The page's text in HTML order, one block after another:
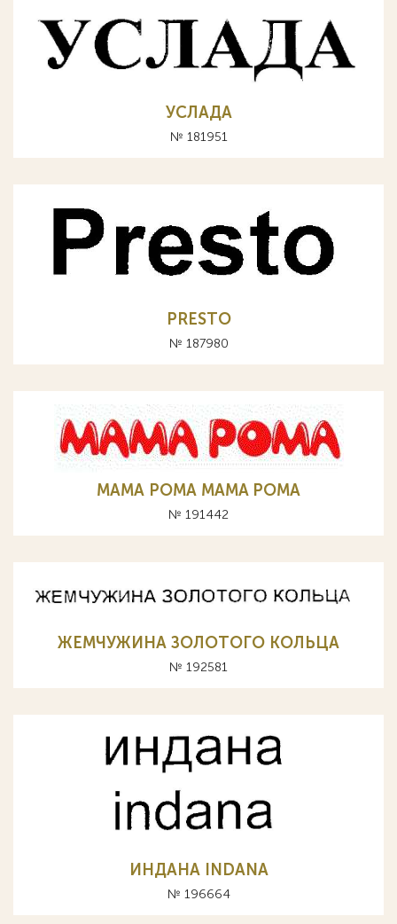
УСЛАДА
№ 181951
PRESTO
№ 187980
МАМА РОМА MAMA POMA
№ 191442
ЖЕМЧУЖИНА ЗОЛОТОГО КОЛЬЦА
№ 192581
ИНДАНА INDANA
№ 196664